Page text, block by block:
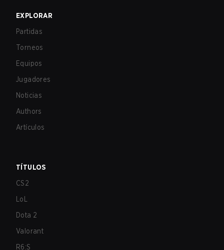
EXPLORAR
Partidas
Torneos
Equipos
Jugadores
Noticias
Authors
Artículos
TÍTULOS
CS2
LoL
Dota 2
Valorant
R6:S